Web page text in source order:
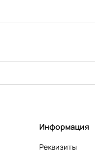
Информация
Реквизиты